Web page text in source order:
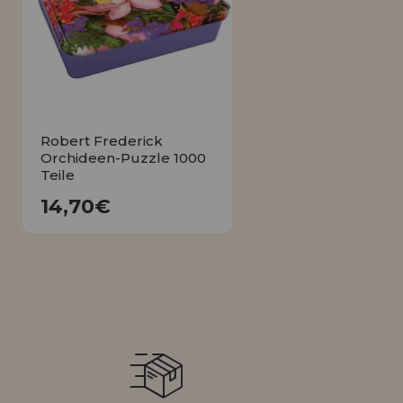
LIQUIDIÉRUNG
INFORMATIONEN
NEUER KUNDE
Robert Frederick
Orchideen-Puzzle 1000
Teile
14,70€